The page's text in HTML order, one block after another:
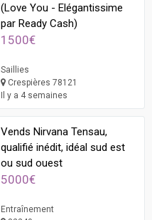
(Love You - Elégantissime
par Ready Cash)
1500€
Saillies
Crespières 78121
Il y a 4 semaines
Vends Nirvana Tensau,
qualifié inédit, idéal sud est
ou sud ouest
5000€
Entraînement